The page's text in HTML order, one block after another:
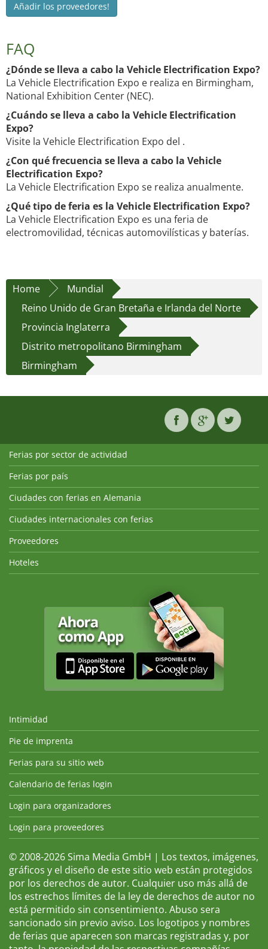
Añadir los proveedores!
FAQ
¿Dónde se lleva a cabo la Vehicle Electrification Expo?
La Vehicle Electrification Expo e realiza en Birmingham,
National Exhibition Center (NEC).
¿Cuándo se lleva a cabo la Vehicle Electrification
Expo?
Visite la Vehicle Electrification Expo del .
¿Con qué frecuencia se lleva a cabo la Vehicle
Electrification Expo?
La Vehicle Electrification Expo se realiza anualmente.
¿Qué tipo de feria es la Vehicle Electrification Expo?
La Vehicle Electrification Expo es una feria de
electromovilidad, técnicas automovilísticas y baterías.
Home
Mundial
Reino Unido de Gran Bretaña e Irlanda del Norte
Provincia Inglaterra
Distrito metropolitano Birmingham
Birmingham
Ferias por sector de actividad
Ferias por país
Ciudades con ferias en Alemania
Ciudades internacionales con ferias
Proveedores
Hoteles
Intimidad
Pie de imprenta
Ferias para su sitio web
Calendario de ferias login
Login para organizadores
Login para proveedores
© 2008-2026 Sima Media GmbH | Los textos, imágenes,
gráficos y el diseño de este sitio web están protegidos
por los derechos de autor. Cualquier uso más allá de
los estrechos límites de la ley de derechos de autor no
está permitido sin consentimiento. Abuso sera
sancionado sin previo aviso. Los logotipos y nombres
de ferias que aparecen son marcas registradas y, por